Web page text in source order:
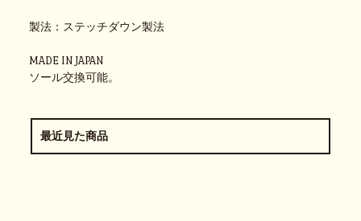
製法：ステッチダウン製法
MADE IN JAPAN
ソール交換可能。
最近見た商品